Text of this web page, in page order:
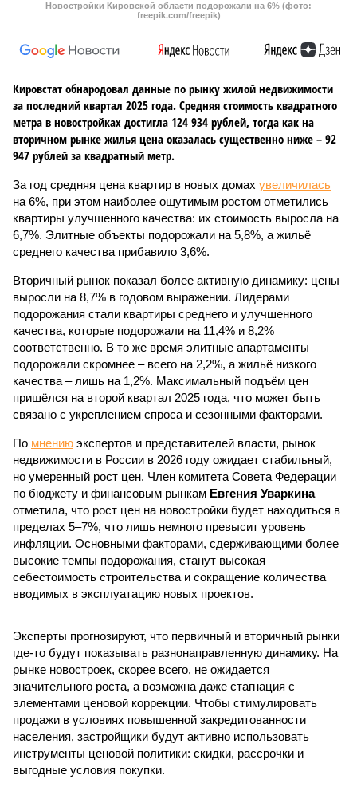
Новостройки Кировской области подорожали на 6% (фото:
freepik.com/freepik)
Кировстат обнародовал данные по рынку жилой недвижимости
за последний квартал 2025 года. Средняя стоимость квадратного
метра в новостройках достигла 124 934 рублей, тогда как на
вторичном рынке жилья цена оказалась существенно ниже – 92
947 рублей за квадратный метр.
За год средняя цена квартир в новых домах увеличилась
на 6%, при этом наиболее ощутимым ростом отметились
квартиры улучшенного качества: их стоимость выросла на
6,7%. Элитные объекты подорожали на 5,8%, а жильё
среднего качества прибавило 3,6%.
Вторичный рынок показал более активную динамику: цены
выросли на 8,7% в годовом выражении. Лидерами
подорожания стали квартиры среднего и улучшенного
качества, которые подорожали на 11,4% и 8,2%
соответственно. В то же время элитные апартаменты
подорожали скромнее – всего на 2,2%, а жильё низкого
качества – лишь на 1,2%. Максимальный подъём цен
пришёлся на второй квартал 2025 года, что может быть
связано с укреплением спроса и сезонными факторами.
По мнению экспертов и представителей власти, рынок
недвижимости в России в 2026 году ожидает стабильный,
но умеренный рост цен. Член комитета Совета Федерации
по бюджету и финансовым рынкам Евгения Уваркина
отметила, что рост цен на новостройки будет находиться в
пределах 5–7%, что лишь немного превысит уровень
инфляции. Основными факторами, сдерживающими более
высокие темпы подорожания, станут высокая
себестоимость строительства и сокращение количества
вводимых в эксплуатацию новых проектов.
Эксперты прогнозируют, что первичный и вторичный рынки
где-то будут показывать разнонаправленную динамику. На
рынке новостроек, скорее всего, не ожидается
значительного роста, а возможна даже стагнация с
элементами ценовой коррекции. Чтобы стимулировать
продажи в условиях повышенной закредитованности
населения, застройщики будут активно использовать
инструменты ценовой политики: скидки, рассрочки и
выгодные условия покупки.